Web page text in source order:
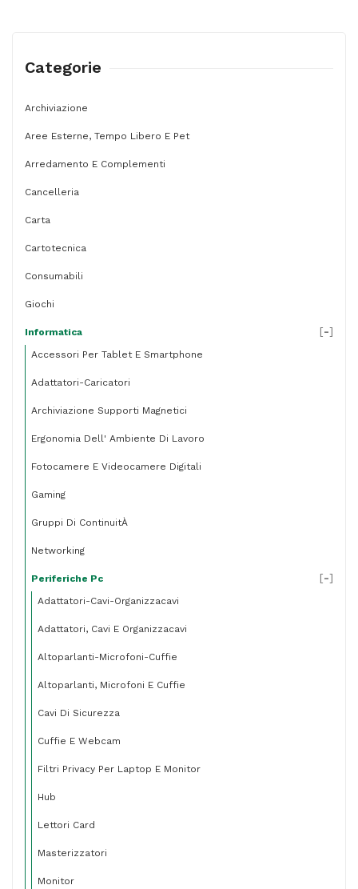
Categorie
Archiviazione
Aree Esterne, Tempo Libero E Pet
Arredamento E Complementi
Cancelleria
Carta
Cartotecnica
Consumabili
Giochi
Informatica
Accessori Per Tablet E Smartphone
Adattatori-Caricatori
Archiviazione Supporti Magnetici
Ergonomia Dell' Ambiente Di Lavoro
Fotocamere E Videocamere Digitali
Gaming
Gruppi Di ContinuitÀ
Networking
Periferiche Pc
Adattatori-Cavi-Organizzacavi
Adattatori, Cavi E Organizzacavi
Altoparlanti-Microfoni-Cuffie
Altoparlanti, Microfoni E Cuffie
Cavi Di Sicurezza
Cuffie E Webcam
Filtri Privacy Per Laptop E Monitor
Hub
Lettori Card
Masterizzatori
Monitor
[-]
[-]